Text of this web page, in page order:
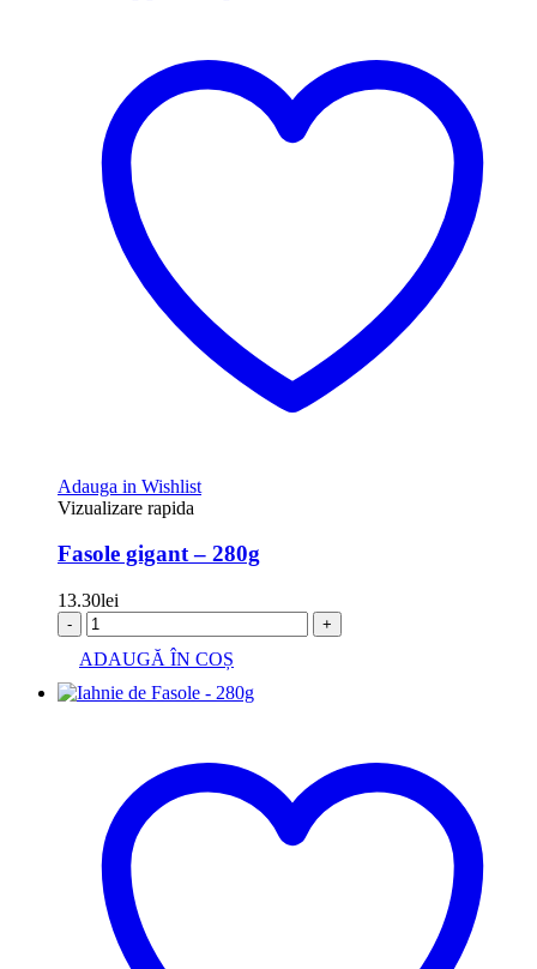
Adauga in Wishlist
Vizualizare rapida
Fasole gigant – 280g
13.30lei
- +
ADAUGĂ ÎN COȘ